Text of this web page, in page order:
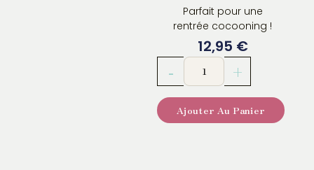
Parfait pour une
rentrée cocooning !
12,95 €
-
Trousse
Princesse
+
Ajouter Au Panier